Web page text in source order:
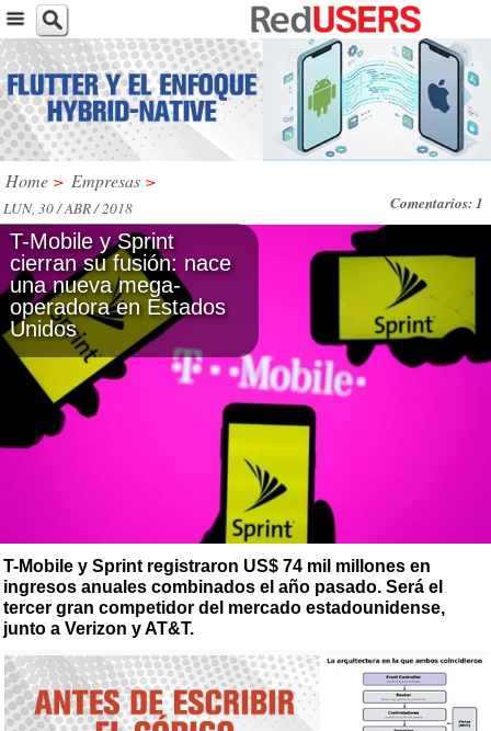
Home > Empresas >
Comentarios: 1
LUN, 30 / ABR / 2018
T-Mobile y Sprint
cierran su fusión: nace
una nueva mega-
operadora en Estados
Unidos
T-Mobile y Sprint registraron US$ 74 mil millones en
ingresos anuales combinados el año pasado. Será el
tercer gran competidor del mercado estadounidense,
junto a Verizon y AT&T.